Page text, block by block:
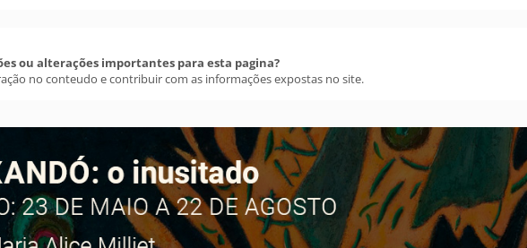
ou alterações importantes para esta pagina?
no conteudo e contribuir com as informações expostas no site.